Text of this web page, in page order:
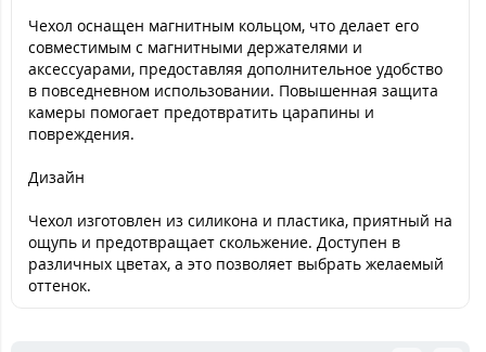
Чехол оснащен магнитным кольцом, что делает его
совместимым с магнитными держателями и
аксессуарами, предоставляя дополнительное удобство
в повседневном использовании. Повышенная защита
камеры помогает предотвратить царапины и
повреждения.
Дизайн
Чехол изготовлен из силикона и пластика, приятный на
ощупь и предотвращает скольжение. Доступен в
различных цветах, а это позволяет выбрать желаемый
оттенок.